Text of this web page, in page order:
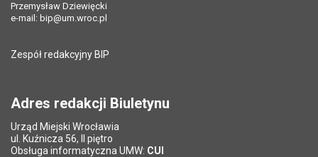
Przemysław Dziewięcki
e-mail: bip@um.wroc.pl
Zespół redakcyjny BIP
Adres redakcji Biuletynu
Urząd Miejski Wrocławia
ul. Kuźnicza 56, II piętro
Obsługa informatyczna UMW: CUI